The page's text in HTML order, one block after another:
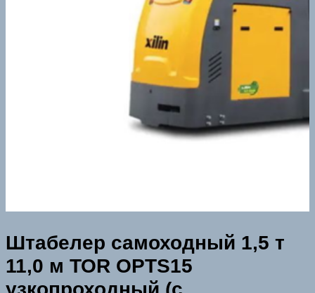
Штабелер самоходный 1,5 т
11,0 м TOR OPTS15